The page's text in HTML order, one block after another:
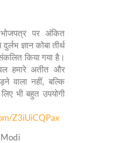
पर अंकित
ज्ञान कोबा तीर्थ
किया गया है।
हमारे अतीत और
वाला नहीं, बल्कि
भी बहुत उपयोगी
Z3iUiCQPax